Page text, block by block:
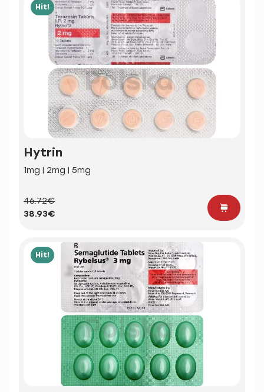
Hit!
Hytrin
1mg | 2mg | 5mg
46.72€
38.93€
Hit!